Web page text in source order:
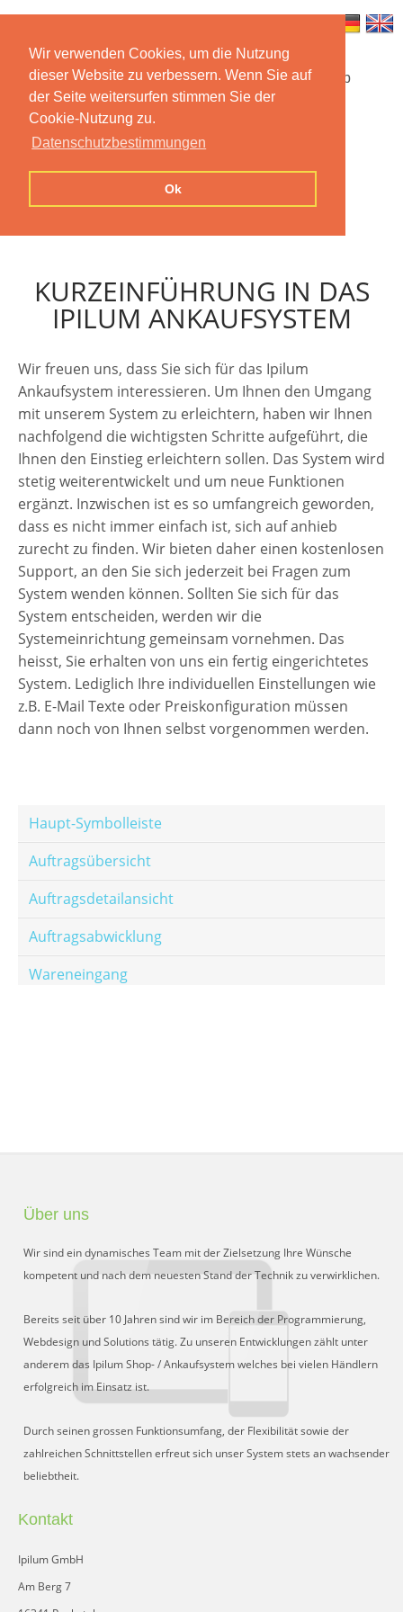
Wir verwenden Cookies, um die Nutzung
dieser Website zu verbessern. Wenn Sie auf
der Seite weitersurfen stimmen Sie der
Cookie-Nutzung zu.
Datenschutzbestimmungen
Ok
Startseite Funktionen Mobile App
Preise
Kontakt Impressum
KURZEINFÜHRUNG IN DAS
IPILUM ANKAUFSYSTEM
Wir freuen uns, dass Sie sich für das Ipilum
Ankaufsystem interessieren. Um Ihnen den Umgang
mit unserem System zu erleichtern, haben wir Ihnen
nachfolgend die wichtigsten Schritte aufgeführt, die
Ihnen den Einstieg erleichtern sollen. Das System wird
stetig weiterentwickelt und um neue Funktionen
ergänzt. Inzwischen ist es so umfangreich geworden,
dass es nicht immer einfach ist, sich auf anhieb
zurecht zu finden. Wir bieten daher einen kostenlosen
Support, an den Sie sich jederzeit bei Fragen zum
System wenden können. Sollten Sie sich für das
System entscheiden, werden wir die
Systemeinrichtung gemeinsam vornehmen. Das
heisst, Sie erhalten von uns ein fertig eingerichtetes
System. Lediglich Ihre individuellen Einstellungen wie
z.B. E-Mail Texte oder Preiskonfiguration müssen
dann noch von Ihnen selbst vorgenommen werden.
Haupt-Symbolleiste
Auftragsübersicht
Auftragsdetailansicht
Auftragsabwicklung
Wareneingang
Sperrliste
Zustands-Abfragen
Wareneingang
Bar-Ankauf
Tagesabschluss
FAQ
Über uns
Wir sind ein dynamisches Team mit der Zielsetzung Ihre Wünsche
kompetent und nach dem neuesten Stand der Technik zu verwirklichen.
Bereits seit über 10 Jahren sind wir im Bereich der Programmierung,
Webdesign und Solutions tätig. Zu unseren Entwicklungen zählt unter
anderem das Ipilum Shop- / Ankaufsystem welches bei vielen Händlern
erfolgreich im Einsatz ist.
Durch seinen grossen Funktionsumfang, der Flexibilität sowie der
zahlreichen Schnittstellen erfreut sich unser System stets an wachsender
beliebtheit.
Kontakt
Ipilum GmbH
Am Berg 7